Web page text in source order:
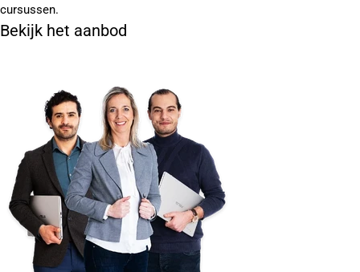
cursussen.
Bekijk het aanbod